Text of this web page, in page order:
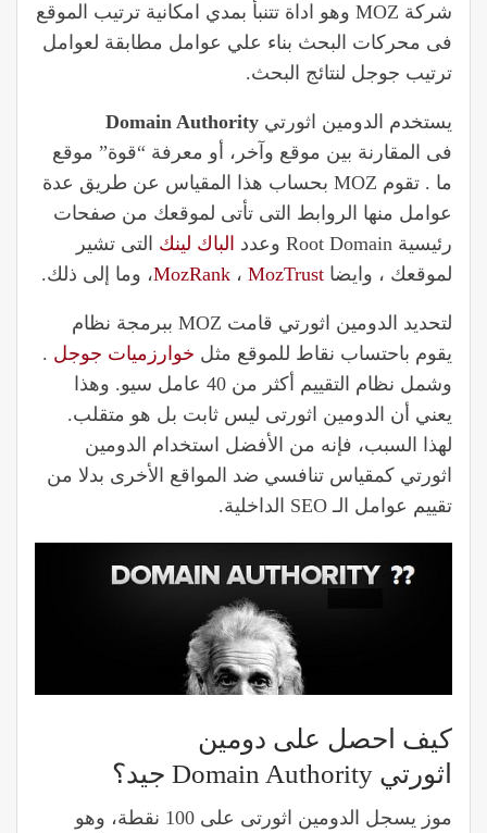
شركة MOZ وهو اداة تتنبأ بمدي امكانية ترتيب الموقع
فى محركات البحث بناء علي عوامل مطابقة لعوامل
ترتيب جوجل لنتائج البحث.
يستخدم الدومين اثورتي Domain Authority
فى المقارنة بين موقع وآخر، أو معرفة “قوة” موقع
ما . تقوم MOZ بحساب هذا المقياس عن طريق عدة
عوامل منها الروابط التى تأتى لموقعك من صفحات
رئيسية Root Domain وعدد
الباك لينك التى تشير
لموقعك ، وايضا
MozRank ، MozTrust ، وما إلى ذلك.
لتحديد الدومين اثورتي قامت MOZ ببرمجة نظام
يقوم باحتساب نقاط للموقع مثل خوارزميات جوجل .
وشمل نظام التقييم أكثر من 40 عامل سيو. وهذا
يعني أن الدومين اثورتى ليس ثابت بل هو متقلب.
لهذا السبب، فإنه من الأفضل استخدام الدومين
اثورتي كمقياس تنافسي ضد المواقع الأخرى بدلا من
تقييم عوامل الـ SEO الداخلية.
كيف احصل على دومين
اثورتي Domain Authority جيد؟
موز يسجل الدومين اثورتى
على 100 نقطة، وهو